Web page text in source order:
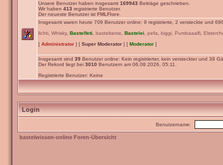
Unsere Benutzer haben insgesamt 169943 Beiträge geschrieben.
Wir haben 413 registrierte Benutzer.
Der neueste Benutzer ist FMLFlore
Insgesamt waren heute 709 Benutzer online: 9 registrierte, 2 versteckte und
lichti Whisky, Bastelfeti basteltante Bastelei pefa biggi Pumbaaalfi
[ Administrator ] [ Super Moderator ] [ Moderator ]
Insgesamt sind 39 Benutzer online: Kein registrierter, kein versteckter und 39
Der Rekord liegt bei 3010 Benutzern am 06.08.2026, 05:11.
Registrierte Benutzer: Keine
Login
Benutzername:
bastelwissen-online Foren-Übersicht